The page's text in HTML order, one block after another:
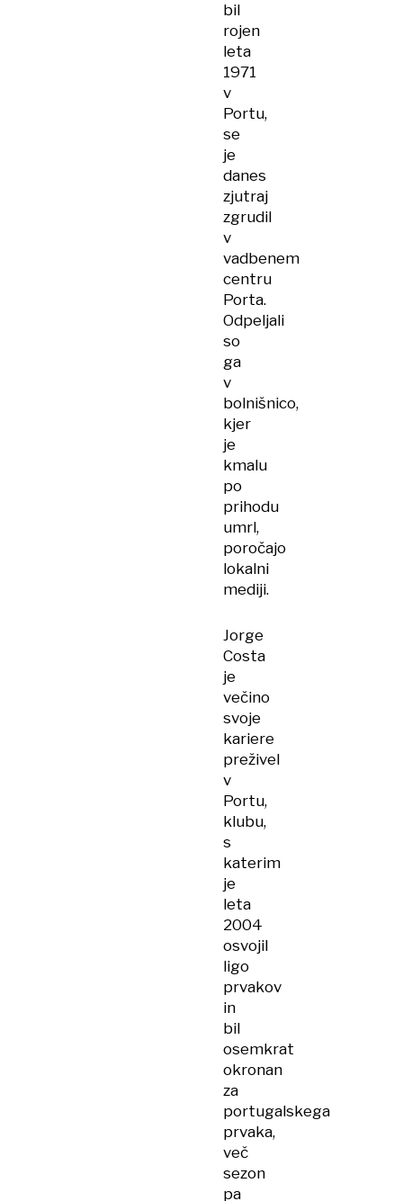
bil
rojen
leta
1971
v
Portu,
se
je
danes
zjutraj
zgrudil
v
vadbenem
centru
Porta.
Odpeljali
so
ga
v
bolnišnico,
kjer
je
kmalu
po
prihodu
umrl,
poročajo
lokalni
mediji.
Jorge
Costa
je
večino
svoje
kariere
preživel
v
Portu,
klubu,
s
katerim
je
leta
2004
osvojil
ligo
prvakov
in
bil
osemkrat
okronan
za
portugalskega
prvaka,
več
sezon
pa